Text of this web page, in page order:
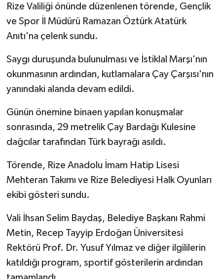
Rize Valiliği önünde düzenlenen törende, Gençlik
ve Spor İl Müdürü Ramazan Öztürk Atatürk
Anıtı'na çelenk sundu.
Saygı duruşunda bulunulması ve İstiklal Marşı'nın
okunmasının ardından, kutlamalara Çay Çarşısı'nın
yanındaki alanda devam edildi.
Günün önemine binaen yapılan konuşmalar
sonrasında, 29 metrelik Çay Bardağı Kulesine
dağcılar tarafından Türk bayrağı asıldı.
Törende, Rize Anadolu İmam Hatip Lisesi
Mehteran Takımı ve Rize Belediyesi Halk Oyunları
ekibi gösteri sundu.
Vali İhsan Selim Baydaş, Belediye Başkanı Rahmi
Metin, Recep Tayyip Erdoğan Üniversitesi
Rektörü Prof. Dr. Yusuf Yılmaz ve diğer ilgililerin
katıldığı program, sportif gösterilerin ardından